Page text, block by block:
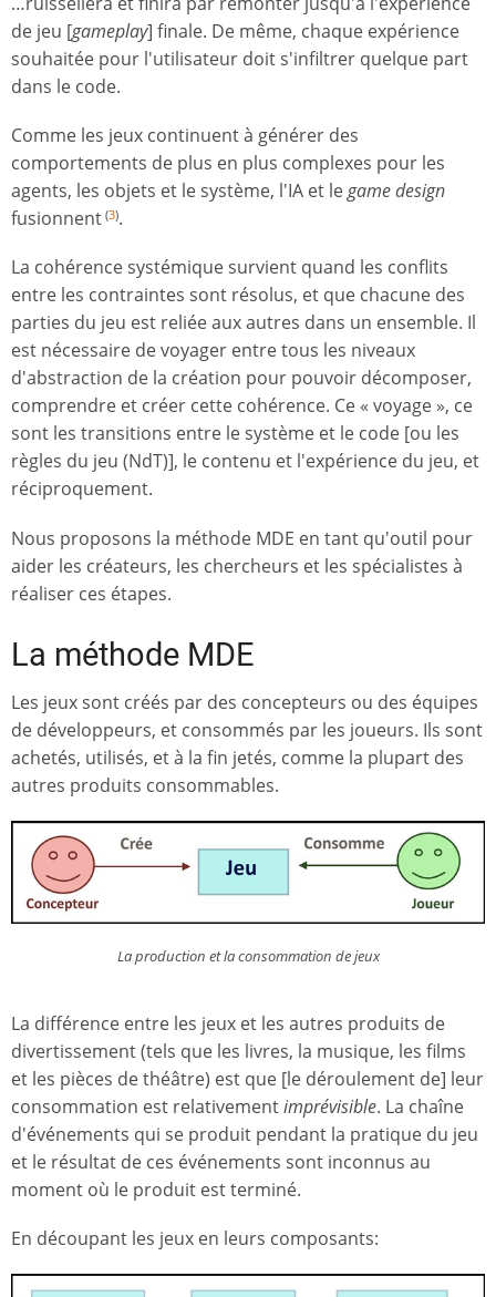
de jeu [gameplay] finale. De même, chaque expérience
souhaitée pour l'utilisateur doit s'infiltrer quelque part
dans le code.
Comme les jeux continuent à générer des
comportements de plus en plus complexes pour les
agents, les objets et le système, l'IA et legame design
fusionnent (3).
La cohérence systémique survient quand les conflits
entre les contraintes sont résolus, et que chacune des
parties du jeu est reliée aux autres dans un ensemble. Il
est nécessaire de voyager entre tous les niveaux
d'abstraction de la création pour pouvoir décomposer,
comprendre et créer cette cohérence. Ce « voyage », ce
sont les transitions entre le système et le code [ou les
règles du jeu (NdT)], le contenu et l'expérience du jeu, et
réciproquement.
Nous proposons la méthode MDE en tant qu'outil pour
aider les créateurs, les chercheurs et les spécialistes à
réaliser ces étapes.
La méthode MDE
Les jeux sont créés par des concepteurs ou des équipes
de développeurs, et consommés par les joueurs. Ils sont
achetés, utilisés, et à la fin jetés, comme la plupart des
autres produits consommables.
La production et la consommation de jeux
La différence entre les jeux et les autres produits de
divertissement (tels que les livres, la musique, les films
et les pièces de théâtre) est que [le déroulement de] leur
consommation est relativementimprévisible. La chaîne
d'événements qui se produit pendant la pratique du jeu
et le résultat de ces événements sont inconnus au
moment où le produit est terminé.
En découpant les jeux en leurs composants: